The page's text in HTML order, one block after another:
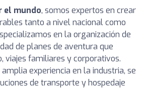
el mundo, somos expertos en crear
tanto a nivel nacional como
en la organización de
de planes de aventura que
viajes familiares y corporativos.
experiencia en la industria, se
de transporte y hospedaje